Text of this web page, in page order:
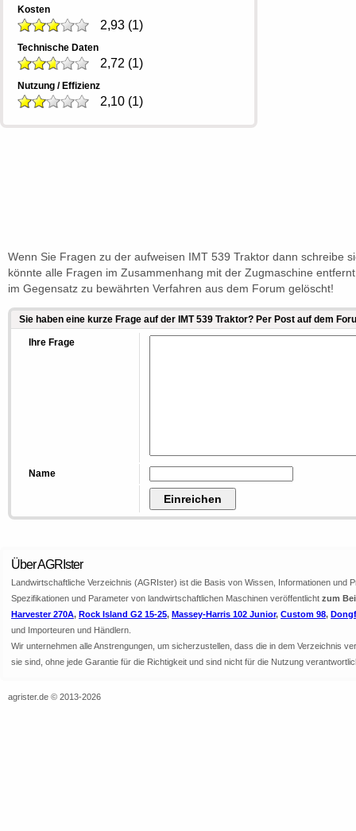
Kosten
2,93 (1)
Technische Daten
2,72 (1)
Nutzung / Effizienz
2,10 (1)
Wenn Sie Fragen zu der aufweisen IMT 539 Traktor dann schreibe
könnte alle Fragen im Zusammenhang mit der Zugmaschine
im Gegensatz zu bewährten Verfahren aus dem Forum gelöscht!
Sie haben eine kurze Frage auf der IMT 539 Traktor? Per Post auf dem
Ihre Frage
Name
Über AGRIster
Landwirtschaftliche Verzeichnis (AGRIster) ist die Basis von Wissen, Informationen
Spezifikationen und Parameter von landwirtschaftlichen Maschinen veröffentlicht zum
Harvester 270A, Rock Island G2 15-25, Massey-Harris 102 Junior, Custom 98,
und Importeuren und Händlern.
Wir unternehmen alle Anstrengungen, um sicherzustellen, dass die in dem Verzeichnis
sie sind, ohne jede Garantie für die Richtigkeit und sind nicht für die Nutzung
agrister.de © 2013-2026